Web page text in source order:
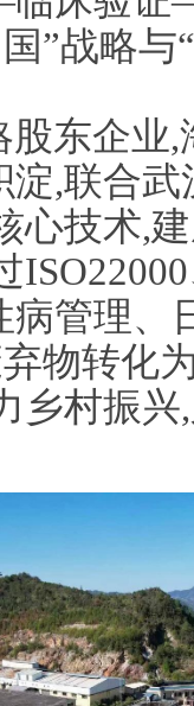
”战略
东企业
,联合
心技术,
病管理、
物转化
乡村振